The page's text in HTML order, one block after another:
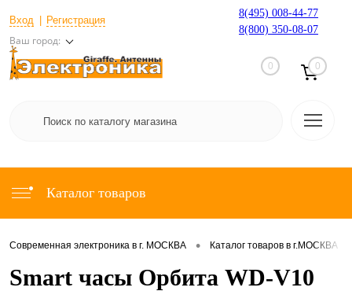
Вход Регистрация
Ваш город:
8(495) 008-44-77
8(800) 350-08-07
0 0
Каталог товаров
Современная электроника в г. МОСКВА • Каталог товаров в г.МОСКВА
Smart часы Орбита WD-V10